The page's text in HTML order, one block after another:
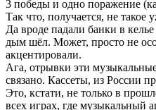
3 победы и одно поражение
Так что, получается, не такое
Да вроде падали банки в
дым шёл. Может, просто не
акцентировали.
Ага, отрывки эти
связано. Кассеты, из России
Это, кстати, не только в
всех играх, где музыкальный